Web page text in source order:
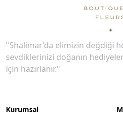
"Shalimar’da elimizin değdiği
sevdiklerinizi doğanın
için hazırlanır."
Kurumsal